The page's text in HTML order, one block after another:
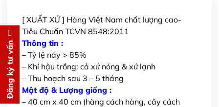
[ XUẤT XỨ ] Hàng Việt Nam chất lượng cao-
Tiêu Chuẩn TCVN 8548:2011
Thông tin :
– Tỷ lệ nảy > 85%
– Khí hậu trồng: cả xứ nóng & xứ lạnh
– Thu hoạch sau 3 – 5 tháng
Mật độ & Lượng giống :
– 40 cm x 40 cm (hàng cách hàng, cây cách
Đăng ký tư vấn Đăng ký tư vấn
Chúng tôi sẽ gọi lại tư vấn MIỄN
PHÍ
cho bạn ngay lập tức